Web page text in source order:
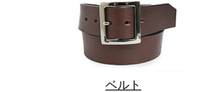
ベルト